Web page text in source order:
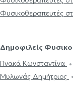
Φυσικοθεραπευτές
Δημοφιλείς
Πνακά Κωνσταντίνα
Μυλωνάς Δημήτριος